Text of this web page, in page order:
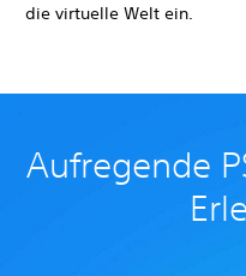
die virtuelle Welt ein.
Aufregende